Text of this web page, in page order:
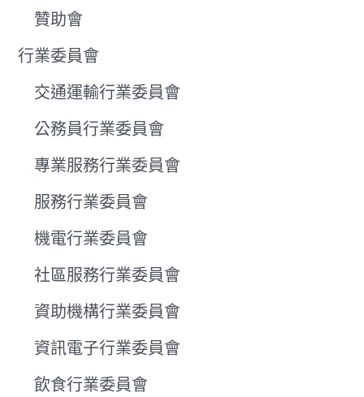
贊助會
行業委員會
交通運輸行業委員會
公務員行業委員會
專業服務行業委員會
服務行業委員會
機電行業委員會
社區服務行業委員會
資助機構行業委員會
資訊電子行業委員會
飲食行業委員會